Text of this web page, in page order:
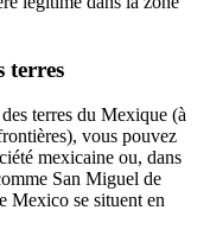
terres
terres du Mexique (à
vous pouvez
mexicaine ou, dans
San Miguel de
Mexico se situent en